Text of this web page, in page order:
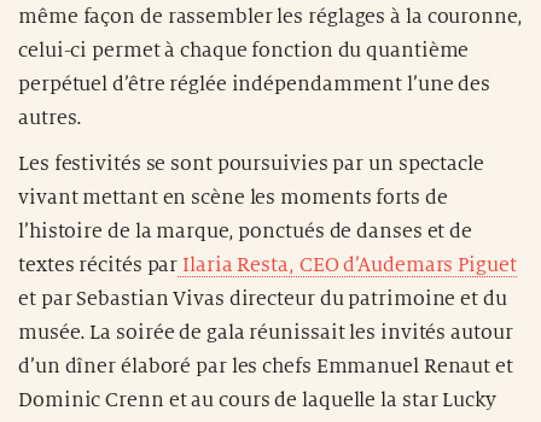
même façon de rassembler les réglages à la couronne,
celui-ci permet à chaque fonction du quantième
perpétuel d’être réglée indépendamment l’une des
autres.
Les festivités se sont poursuivies par un spectacle
vivant mettant en scène les moments forts de
l’histoire de la marque, ponctués de danses et de
textes récités par Ilaria Resta, CEO d’Audemars Piguet
et par Sebastian Vivas directeur du patrimoine et du
musée. La soirée de gala réunissait les invités autour
d’un dîner élaboré par les chefs Emmanuel Renaut et
Dominic Crenn et au cours de laquelle la star Lucky